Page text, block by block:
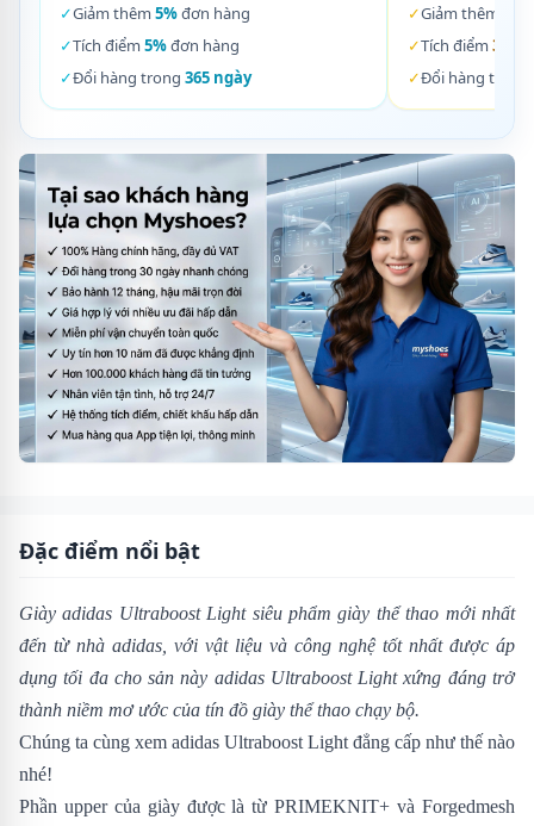
✓Giảm thêm 5%đơn hàng
✓Tích điểm 5%đơn hàng
✓Đổi hàng trong 365 ngày
✓Giảm thêm
✓Tích điểm 3%
✓Đổi hàng trong
Đặc điểm nổi bật
Giày adidas Ultraboost Light siêu phẩm giày thể thao mới nhất
đến từ nhà adidas, với vật liệu và công nghệ tốt nhất được áp
dụng tối đa cho sản này adidas Ultraboost Lightxứng đáng trở
thành niềm mơ ước của tín đồ giày thể thao chạy bộ.
Chúng ta cùng xem adidas Ultraboost Light đẳng cấp như thế nào
nhé!
Phần upper của giày được là từ PRIMEKNIT+ và Forgedmesh